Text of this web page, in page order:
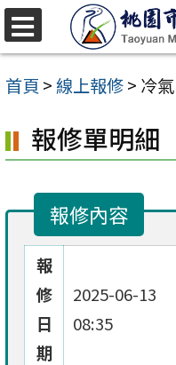
跳
至
主
內
容
首頁 >線上報修> 冷氣
報修單明細
報修內容
報
修
日
期
2025-06-13
08:35
選
單